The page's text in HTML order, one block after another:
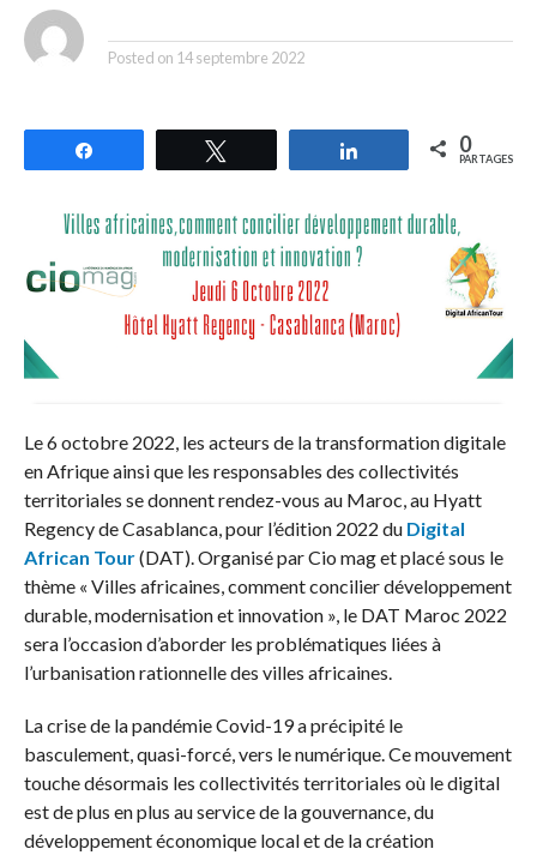
Posted on 14 septembre 2022
Partagez 0
PARTAGES
Le 6 octobre 2022, les acteurs de la transformation digitale
en Afrique ainsi que les responsables des collectivités
territoriales se donnent rendez-vous au Maroc, au Hyatt
Regency de Casablanca, pour l’édition 2022 du Digital
African Tour(DAT). Organisé par Cio mag et placé sous le
thème « Villes africaines, comment concilier développement
durable, modernisation et innovation », le DAT Maroc 2022
sera l’occasion d’aborder les problématiques liées à
l’urbanisation rationnelle des villes africaines.
La crise de la pandémie Covid-19 a précipité le
basculement, quasi-forcé, vers le numérique. Ce mouvement
touche désormais les collectivités territoriales où le digital
est de plus en plus au service de la gouvernance, du
développement économique local et de la création